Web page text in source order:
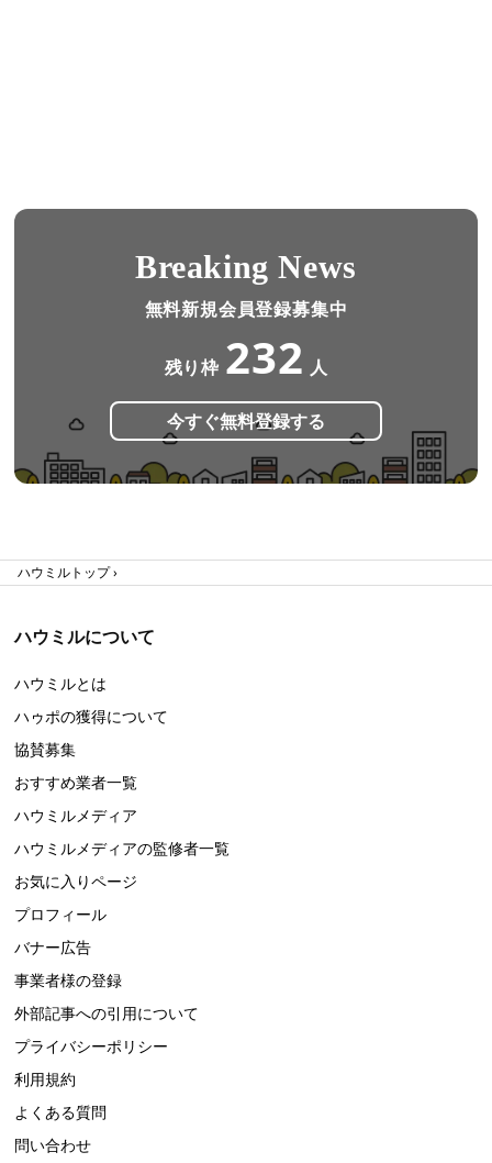
Breaking News
無料新規会員登録募集中
残り枠 232 人
今すぐ無料登録する
ハウミルトップ
ハウミルについて
ハウミルとは
ハゥポの獲得について
協賛募集
おすすめ業者一覧
ハウミルメディア
ハウミルメディアの監修者一覧
お気に入りページ
プロフィール
バナー広告
事業者様の登録
外部記事への引用について
プライバシーポリシー
利用規約
よくある質問
問い合わせ